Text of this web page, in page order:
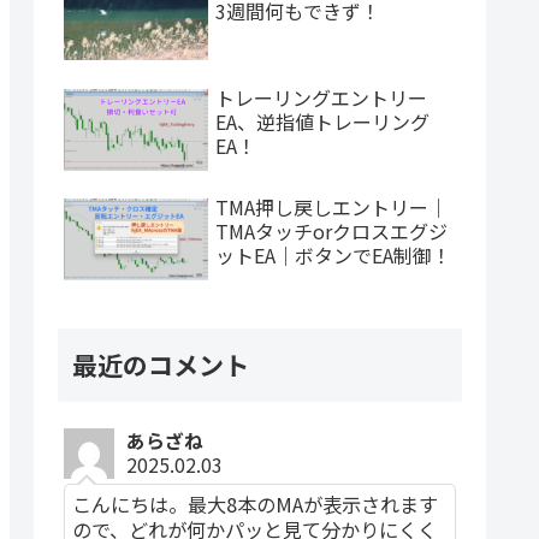
3週間何もできず！
トレーリングエントリー
EA、逆指値トレーリング
EA！
TMA押し戻しエントリー｜
TMAタッチorクロスエグジ
ットEA｜ボタンでEA制御！
最近のコメント
あらざね
2025.02.03
こんにちは。最大8本のMAが表示されます
ので、どれが何かパッと見て分かりにくく